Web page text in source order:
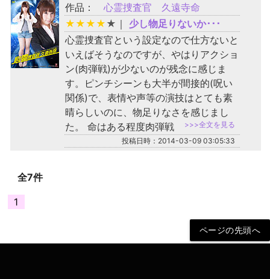
作品： 心霊捜査官 久遠寺命
★ ★ ★ ★ ★ ｜ 少し物足りないか･･･
心霊捜査官という設定なので仕方ないと
いえばそうなのですが、やはりアクショ
ン(肉弾戦)が少ないのが残念に感じま
す。ピンチシーンも大半が間接的(呪い
関係)で、表情や声等の演技はとても素
晴らしいのに、物足りなさを感じまし
た。 命はある程度肉弾戦
>>>全文を見る
投稿日時：2014-03-09 03:05:33
全7件
1